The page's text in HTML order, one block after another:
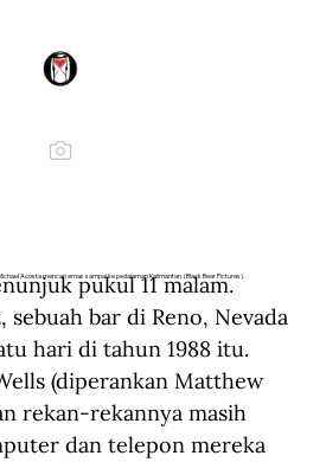
Acosta mencari emas sampai ke pedalaman Kalimantan. (Black Bear Pictures).
pukul 11 malam.
sebuah bar di Reno, Nevada
hari di tahun 1988 itu.
(diperankan Matthew
rekan-rekannya masih
dan telepon mereka